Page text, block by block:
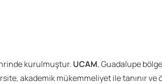
kurulmuştur. UCAM, Guadalupe
akademik mükemmeliyet ile tanınır